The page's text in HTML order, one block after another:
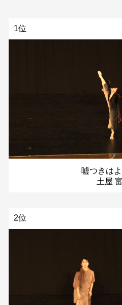
1位
嘘つきは
土屋
2位